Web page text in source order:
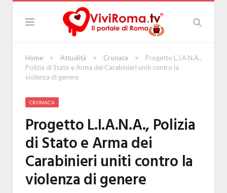
Home » Attualità » Cronaca »
Progetto L.I.A.N.A.,
Polizia di Stato e Arma dei Carabinieri uniti contro la
violenza di genere
CRONACA
Progetto L.I.A.N.A., Polizia
di Stato e Arma dei
Carabinieri uniti contro la
violenza di genere